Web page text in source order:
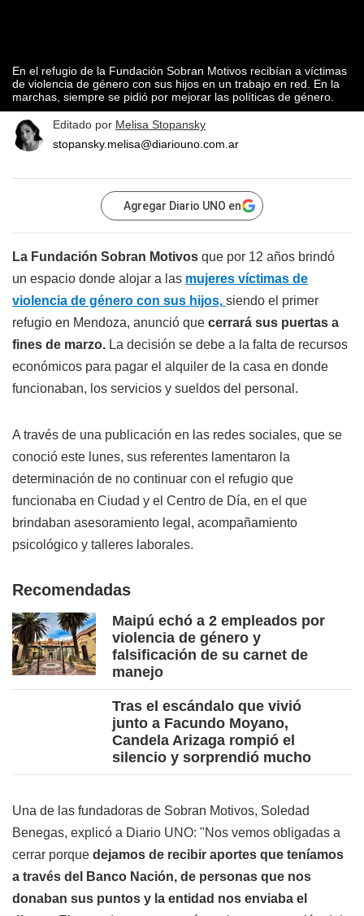
En el refugio de la Fundación Sobran Motivos recibían a víctimas
de violencia de género con sus hijos en un trabajo en red. En la
marchas, siempre se pidió por mejorar las políticas de género.
Editado por Melisa Stopansky
stopansky.melisa@diariouno.com.ar
Agregar Diario UNO en
La Fundación Sobran Motivos que por 12 años brindó
un espacio donde alojar a las mujeres víctimas de
violencia de género con sus hijos, siendo el primer
refugio en Mendoza, anunció que cerrará sus puertas a
fines de marzo. La decisión se debe a la falta de recursos
económicos para pagar el alquiler de la casa en donde
funcionaban, los servicios y sueldos del personal.
A través de una publicación en las redes sociales, que se
conoció este lunes, sus referentes lamentaron la
determinación de no continuar con el refugio que
funcionaba en Ciudad y el Centro de Día, en el que
brindaban asesoramiento legal, acompañamiento
psicológico y talleres laborales.
Recomendadas
Maipú echó a 2 empleados por
violencia de género y
falsificación de su carnet de
manejo
Tras el escándalo que vivió
junto a Facundo Moyano,
Candela Arizaga rompió el
silencio y sorprendió mucho
Una de las fundadoras de Sobran Motivos, Soledad
Benegas, explicó a Diario UNO: "Nos vemos obligadas a
cerrar porque dejamos de recibir aportes que teníamos
a través del Banco Nación, de personas que nos
donaban sus puntos y la entidad nos enviaba el